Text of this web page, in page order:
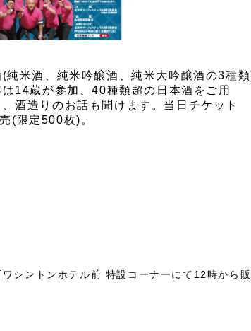
純米酒、純米吟醸酒、純米大吟醸酒の3種
14蔵が参加、40種類超の日本酒をご用
酒造りのお話も聞けます。当日チケット
(限定500枚)。
シントンホテル前 特設コーナーにて12時から販